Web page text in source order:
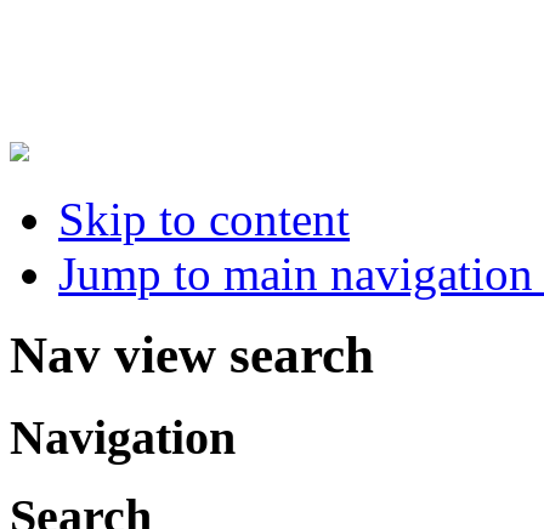
Skip to content
Jump to main
Nav view search
Navigation
Search